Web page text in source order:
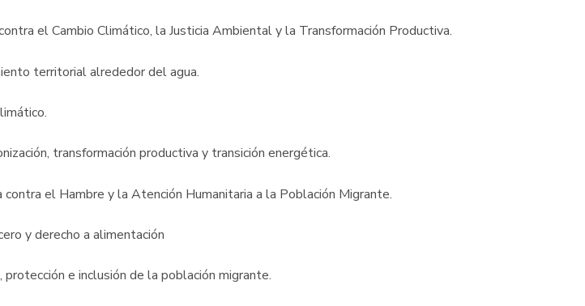
el Cambio Climático, la Justicia Ambiental y la Transformación Productiva.
territorial alrededor del agua.
transformación productiva y transición energética.
contra el Hambre y la Atención Humanitaria a la Población Migrante.
y derecho a alimentación
protección e inclusión de la población migrante.